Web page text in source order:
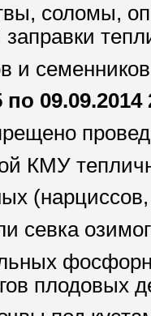
соломы,
и
по 09.09.2014
КМУ
севка
плодовых